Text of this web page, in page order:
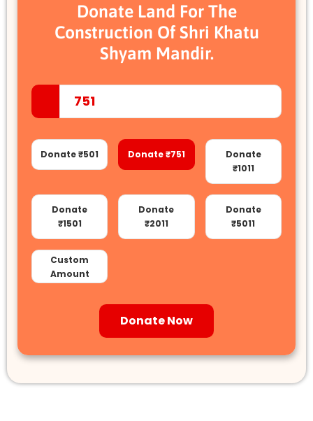
Donate Land For The
Construction Of Shri Khatu
Shyam Mandir.
Donate ₹501 Donate ₹751
Donate
₹1011
Donate
₹1501
Donate
₹2011
Donate
₹5011
Custom
Amount
Donate Now